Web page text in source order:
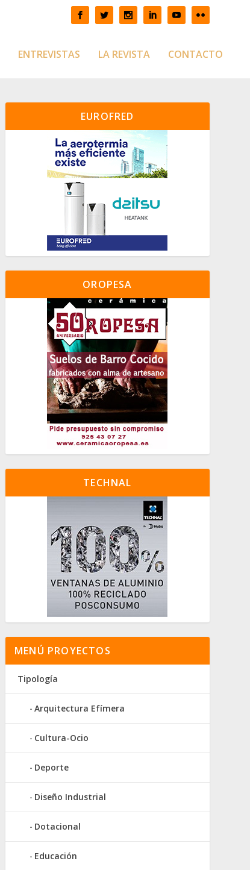
ENTREVISTAS LA REVISTA CONTACTO
EUROFRED
OROPESA
TECHNAL
MENÚ PROYECTOS
Tipología
Arquitectura Efímera
Cultura-Ocio
Deporte
Diseño Industrial
Dotacional
Educación